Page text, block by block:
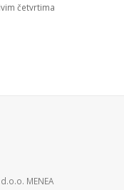
četvrtima
MENEA